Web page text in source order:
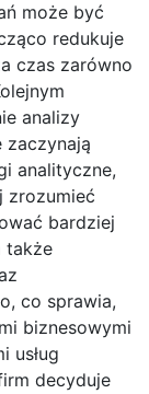
może być
redukuje
czas zarówno
analizy
zaczynają
analityczne,
zrozumieć
bardziej
także
co sprawia,
biznesowymi
usług
decyduje